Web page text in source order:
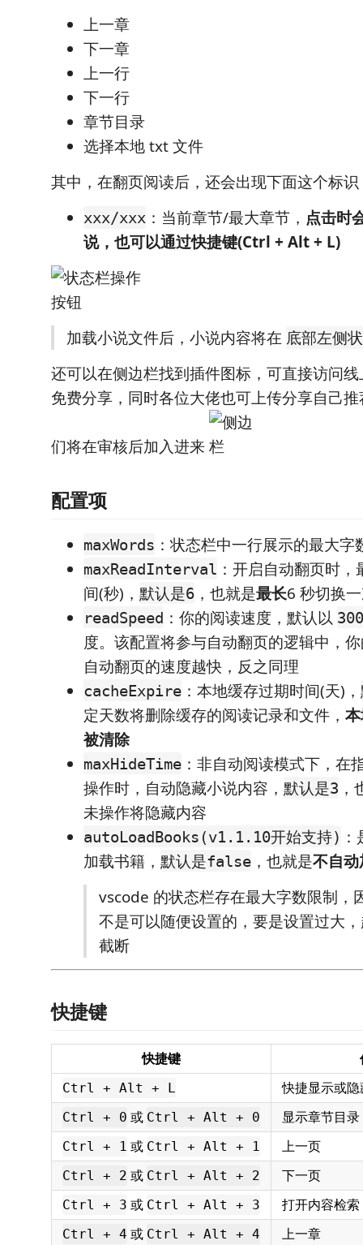
上一章
下一章
上一行
下一行
章节目录
选择本地 txt 文件
其中，在翻页阅读后，还会出现下面这个标识
xxx/xxx ：当前章节/最大章节， 点击时
说，也可以通过快捷键(Ctrl + Alt + L)
加载小说文件后，小说内容将在 底部左侧
还可以在侧边栏找到插件图标，可直接访问
免费分享，同时各位大佬也可上传分享自己
们将在审核后加入进来
配置项
maxWords ：状态栏中一行展示的最大字
maxReadInterval ：开启自动翻页时
间(秒)， 默认是6 ，也就是最长6 秒切换
readSpeed ：你的阅读速度，默认以
度。该配置将参与自动翻页的逻辑中，
自动翻页的速度越快，反之同理
cacheExpire ：本地缓存过期时间(天)，
定天数将删除缓存的阅读记录和文件，
被清除
maxHideTime ：非自动阅读模式下，在
操作时，自动隐藏小说内容， 默认是3 ，
未操作将隐藏内容
autoLoadBooks(v1.1.10开始支持)
加载书籍， 默认是false ，也就是不自
vscode 的状态栏存在最大字数限制，
不是可以随便设置的，要是设置过大
截断
快捷键
快捷键
Ctrl + Alt + L 快捷显示或
Ctrl + 0 或 Ctrl + Alt + 0 显示章节目录
Ctrl + 1 或 Ctrl + Alt + 1 上一页
Ctrl + 2 或 Ctrl + Alt + 2 下一页
Ctrl + 3 或 Ctrl + Alt + 3 打开内容检索
Ctrl + 4 或 Ctrl + Alt + 4 上一章